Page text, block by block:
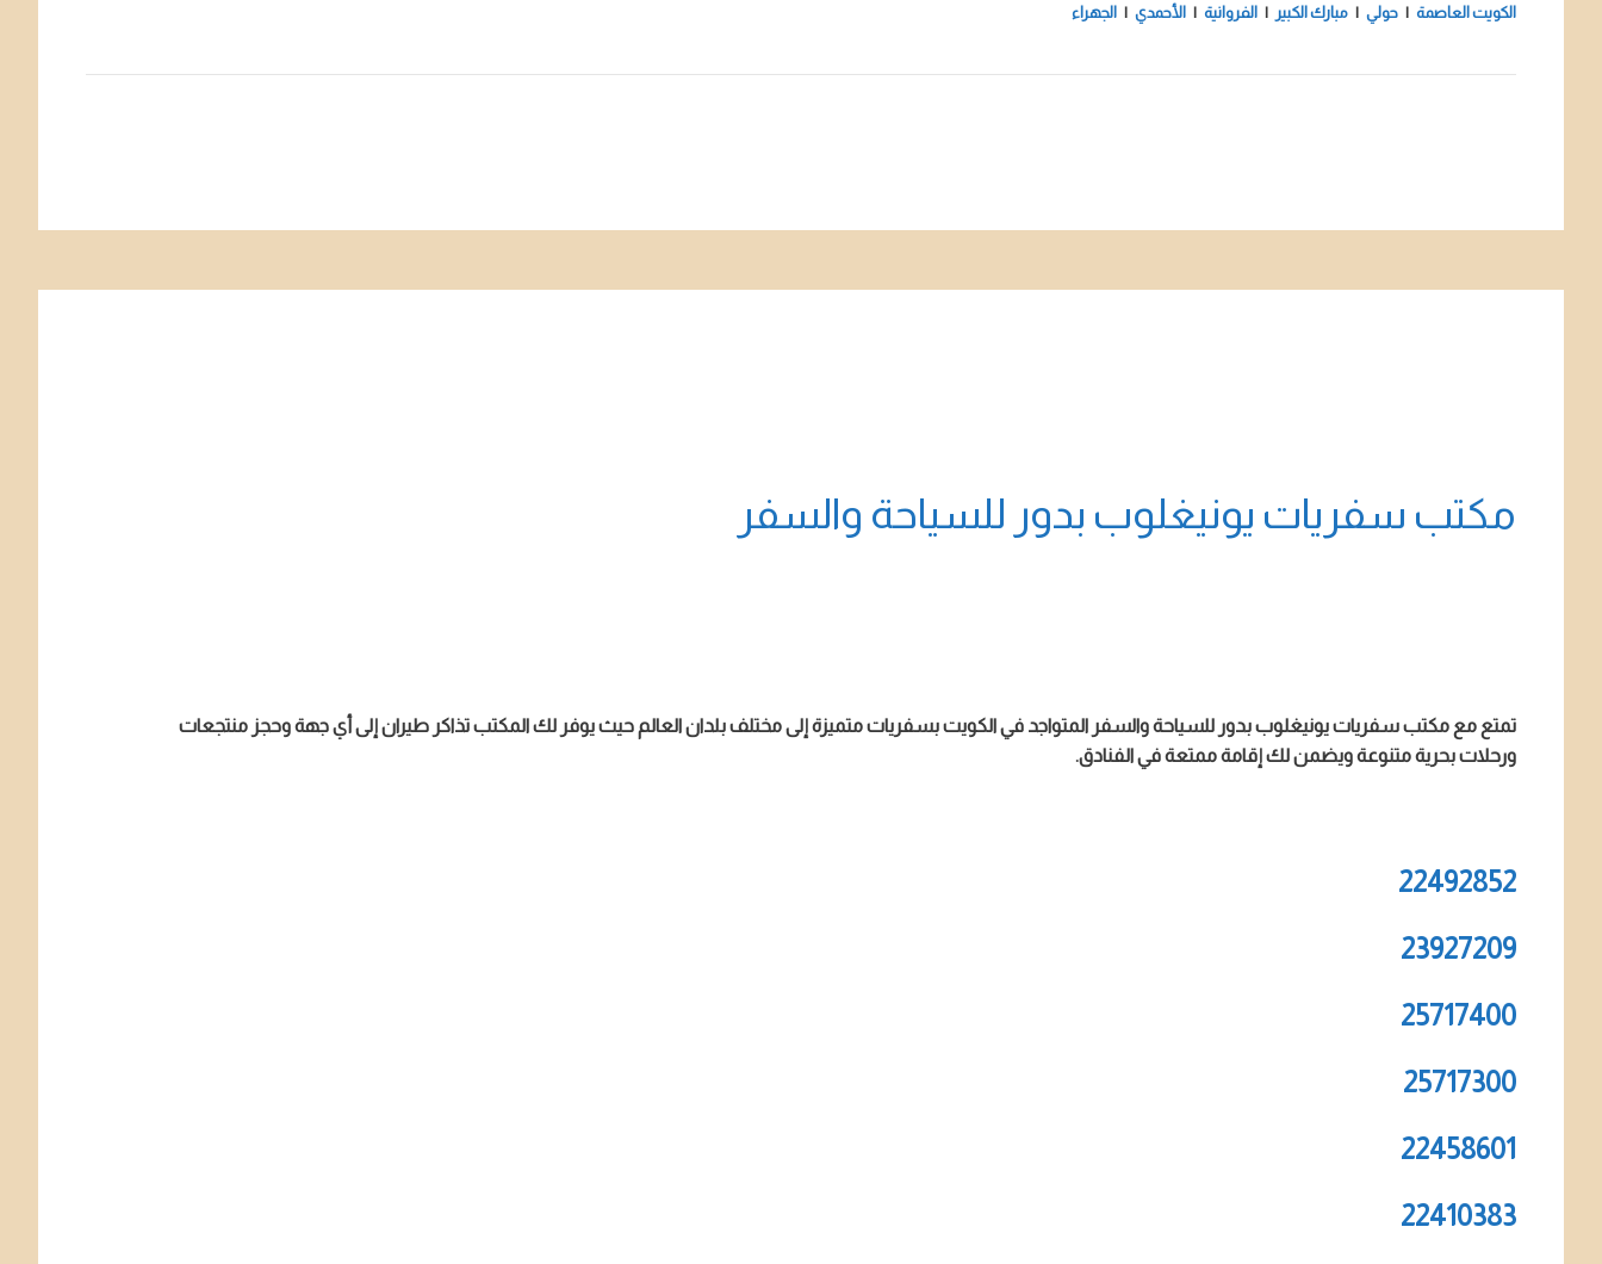
الكويت العاصمة | حولي | مبارك الكبير | الفروانية | الأحمدي | الجهراء
مكتب سفريات يونيغلوب بدور للسياحة والسفر
تمتع مع مكتب سفريات يونيغلوب بدور للسياحة والسفر المتواجد في الكويت بسفريات متميزة إلى مختلف بلدان العالم حيث يوفر لك المكتب تذاكر طيران إلى أي جهة وحجز منتجعات
ورحلات بحرية متنوعة ويضمن لك إقامة ممتعة في الفنادق.
22492852
23927209
25717400
25717300
22458601
22410383